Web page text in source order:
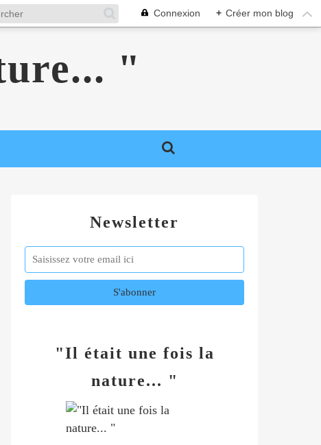
Connexion + Créer mon blog
"
Newsletter
"Il était une fois la
nature... "